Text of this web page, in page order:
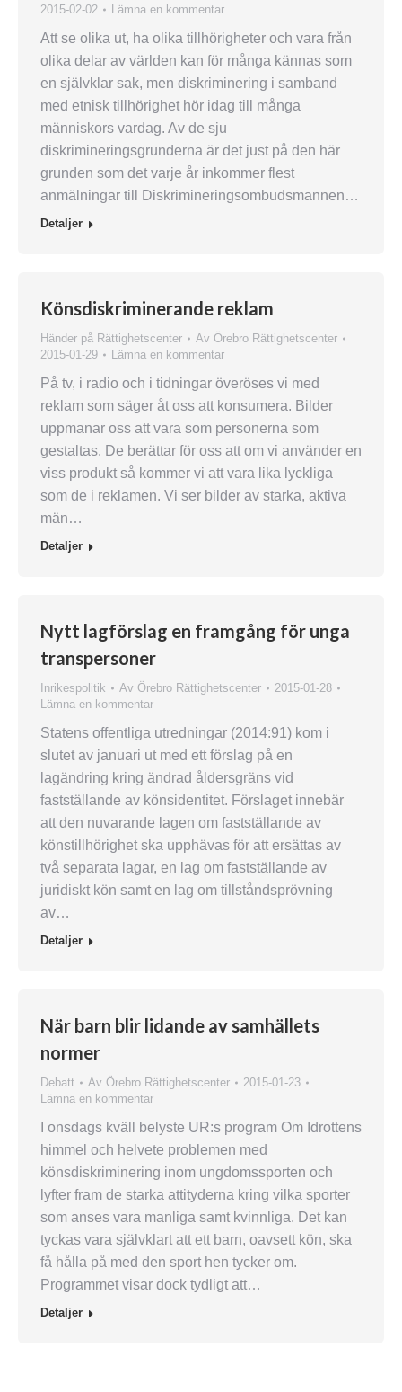
2015-02-02 Lämna en kommentar
Att se olika ut, ha olika tillhörigheter och vara från
olika delar av världen kan för många kännas som
en självklar sak, men diskriminering i samband
med etnisk tillhörighet hör idag till många
människors vardag. Av de sju
diskrimineringsgrunderna är det just på den här
grunden som det varje år inkommer flest
anmälningar till Diskrimineringsombudsmannen…
Detaljer
Könsdiskriminerande reklam
Händer på Rättighetscenter Av Örebro Rättighetscenter
2015-01-29
Lämna en kommentar
På tv, i radio och i tidningar överöses vi med
reklam som säger åt oss att konsumera. Bilder
uppmanar oss att vara som personerna som
gestaltas. De berättar för oss att om vi använder en
viss produkt så kommer vi att vara lika lyckliga
som de i reklamen. Vi ser bilder av starka, aktiva
män…
Detaljer
Nytt lagförslag en framgång för unga
transpersoner
Inrikespolitik Av Örebro Rättighetscenter
2015-01-28
Lämna en kommentar
Statens offentliga utredningar (2014:91) kom i
slutet av januari ut med ett förslag på en
lagändring kring ändrad åldersgräns vid
fastställande av könsidentitet. Förslaget innebär
att den nuvarande lagen om fastställande av
könstillhörighet ska upphävas för att ersättas av
två separata lagar, en lag om fastställande av
juridiskt kön samt en lag om tillståndsprövning
av…
Detaljer
När barn blir lidande av samhällets
normer
Debatt Av Örebro Rättighetscenter
2015-01-23
Lämna en kommentar
I onsdags kväll belyste UR:s program Om Idrottens
himmel och helvete problemen med
könsdiskriminering inom ungdomssporten och
lyfter fram de starka attityderna kring vilka sporter
som anses vara manliga samt kvinnliga. Det kan
tyckas vara självklart att ett barn, oavsett kön, ska
få hålla på med den sport hen tycker om.
Programmet visar dock tydligt att…
Detaljer